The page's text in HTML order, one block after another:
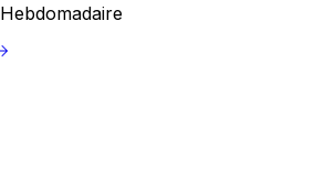
Hebdomadaire